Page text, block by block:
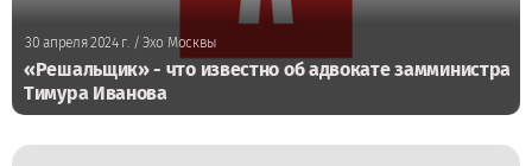
30 апреля 2024 г. / Эхо Москвы
«Решальщик» - что известно об адвокате замминистра
Тимура Иванова